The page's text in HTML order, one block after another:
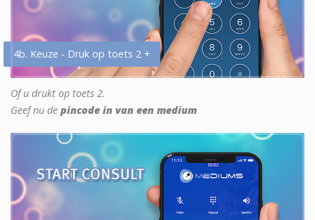
4b. Keuze - Druk op toets 2 +
Of u drukt op toets 2.
Geef nu de pincode in van een medium